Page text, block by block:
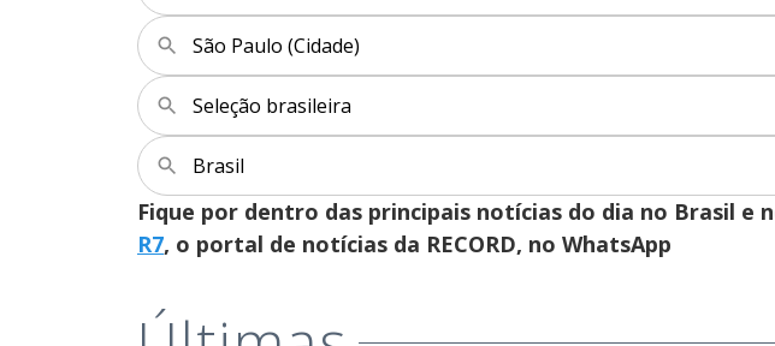
São Paulo (Cidade)
Seleção brasileira
Brasil
Fique por dentro das principais notícias do dia no Brasil e
R7, o portal de notícias da RECORD, no WhatsApp